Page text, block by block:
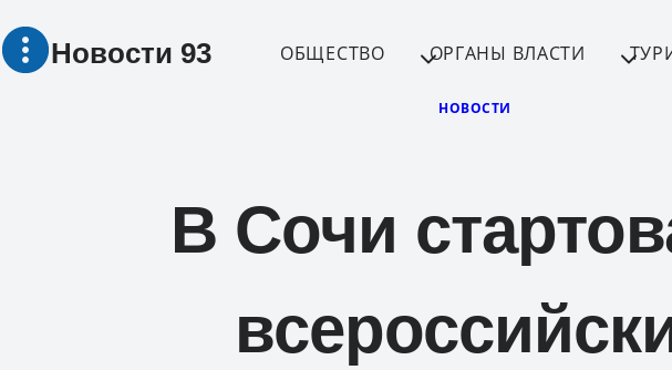
Перейти
Новости 93 ОБЩЕСТВО ОРГАНЫ ВЛАСТИ
НОВОСТИ
В Сочи